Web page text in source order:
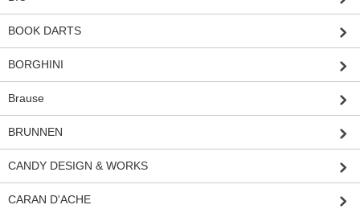
BOOK DARTS
BORGHINI
Brause
BRUNNEN
CANDY DESIGN & WORKS
CARAN D'ACHE